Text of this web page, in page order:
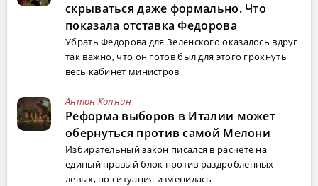
скрываться даже формально. Что
показала отставка Федорова
Убрать Федорова для Зеленского оказалось вдруг
так важно, что он готов был для этого грохнуть
весь кабинет министров
Антон Копнин
Реформа выборов в Италии может
обернуться против самой Мелони
Избирательный закон писался в расчете на
единый правый блок против раздробленных
левых, но ситуация изменилась